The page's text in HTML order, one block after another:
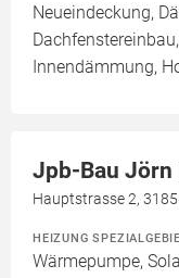
Neueindeckung,
Innendämmung,
Jpb-Bau Jörn
Hauptstrasse 2,
HEIZUNG
Wärmepumpe,